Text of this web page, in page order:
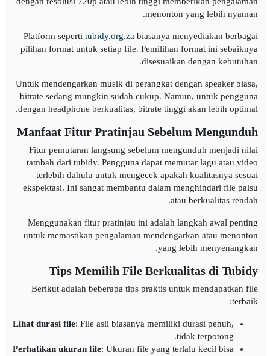
menonton yang lebih nyaman.
Platform seperti tubidy.org.za biasanya menyediakan berbagai
pilihan format untuk setiap file. Pemilihan format ini sebaiknya
disesuaikan dengan kebutuhan.
Untuk mendengarkan musik di perangkat dengan speaker biasa,
bitrate sedang mungkin sudah cukup. Namun, untuk pengguna
dengan headphone berkualitas, bitrate tinggi akan lebih optimal.
Manfaat Fitur Pratinjau Sebelum Mengunduh
Fitur pemutaran langsung sebelum mengunduh menjadi nilai
tambah dari tubidy. Pengguna dapat memutar lagu atau video
terlebih dahulu untuk mengecek apakah kualitasnya sesuai
ekspektasi. Ini sangat membantu dalam menghindari file palsu
atau berkualitas rendah.
Menggunakan fitur pratinjau ini adalah langkah awal penting
untuk memastikan pengalaman mendengarkan atau menonton
yang lebih menyenangkan.
Tips Memilih File Berkualitas di Tubidy
Berikut adalah beberapa tips praktis untuk mendapatkan file
terbaik:
Lihat durasi file: File asli biasanya memiliki durasi penuh,
tidak terpotong.
Perhatikan ukuran file: Ukuran file yang terlalu kecil bisa